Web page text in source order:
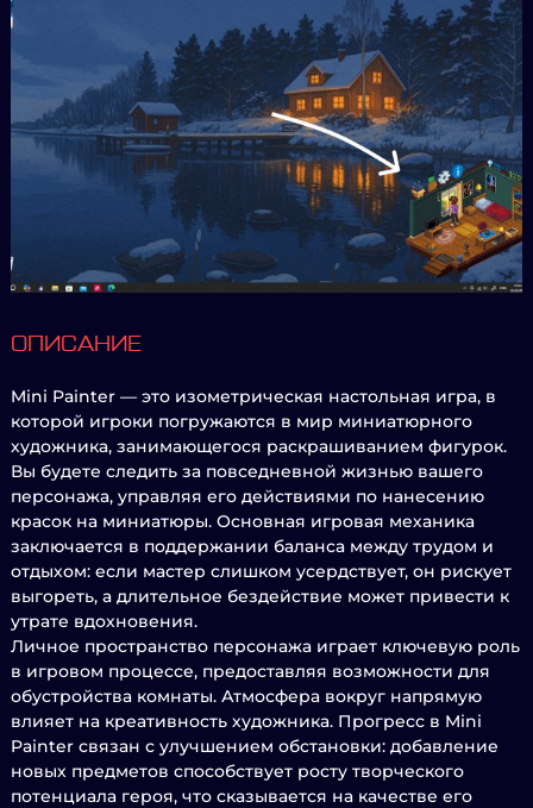
ОПИСАНИЕ
Mini Painter — это изометрическая настольная игра, в
которой игроки погружаются в мир миниатюрного
художника, занимающегося раскрашиванием фигурок.
Вы будете следить за повседневной жизнью вашего
персонажа, управляя его действиями по нанесению
красок на миниатюры. Основная игровая механика
заключается в поддержании баланса между трудом и
отдыхом: если мастер слишком усердствует, он рискует
выгореть, а длительное бездействие может привести к
утрате вдохновения.
Личное пространство персонажа играет ключевую роль
в игровом процессе, предоставляя возможности для
обустройства комнаты. Атмосфера вокруг напрямую
влияет на креативность художника. Прогресс в Mini
Painter связан с улучшением обстановки: добавление
новых предметов способствует росту творческого
потенциала героя, что сказывается на качестве его